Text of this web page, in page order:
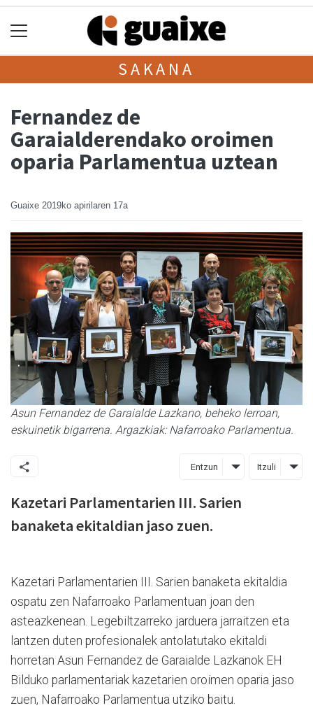
SAKANA
Fernandez de
Garaialderendako oroimen
oparia Parlamentua uztean
Guaixe 2019ko apirilaren 17a
Asun Fernandez de Garaialde Lazkano, beheko lerroan,
eskuinetik bigarrena. Argazkiak: Nafarroako Parlamentua.
Entzun Itzuli
Kazetari Parlamentarien III. Sarien
banaketa ekitaldian jaso zuen.
Kazetari Parlamentarien III. Sarien banaketa ekitaldia
ospatu zen Nafarroako Parlamentuan joan den
asteazkenean. Legebiltzarreko jarduera jarraitzen eta
lantzen duten profesionalek antolatutako ekitaldi
horretan Asun Fernandez de Garaialde Lazkanok EH
Bilduko parlamentariak kazetarien oroimen oparia jaso
zuen, Nafarroako Parlamentua utziko baitu.